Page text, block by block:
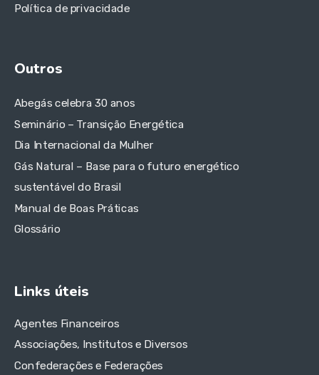
Política de privacidade
Outros
Abegás celebra 30 anos
Seminário – Transição Energética
Dia Internacional da Mulher
Gás Natural – Base para o futuro energético
sustentável do Brasil
Manual de Boas Práticas
Glossário
Links úteis
Agentes Financeiros
Associações, Institutos e Diversos
Confederações e Federações